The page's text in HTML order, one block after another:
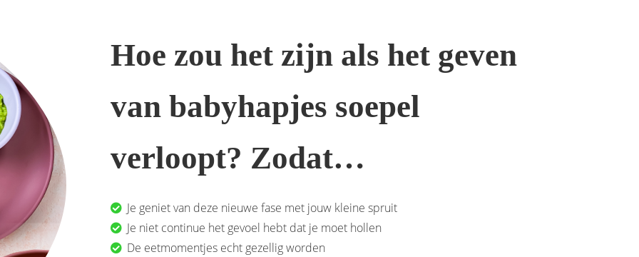
Hoe zou het zijn als het geven
van babyhapjes soepel
verloopt? Zodat…
Je geniet van deze nieuwe fase met jouw kleine spruit
Je niet continue het gevoel hebt dat je moet hollen
De eetmomentjes echt gezellig worden